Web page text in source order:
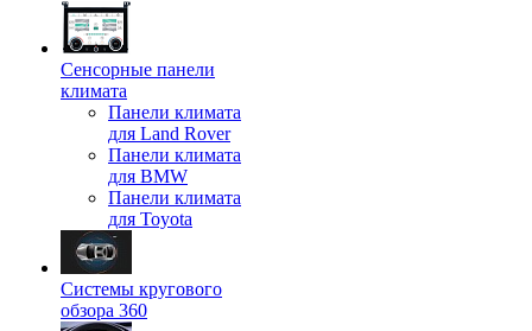
Сенсорные панели
климата
Панели климата
для Land Rover
Панели климата
для BMW
Панели климата
для Toyota
Системы кругового
обзора 360